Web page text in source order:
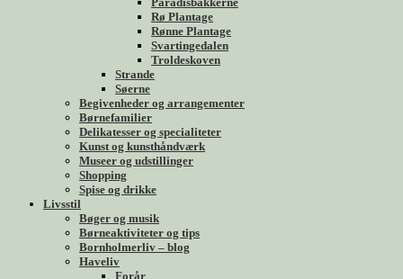
Rø Plantage
Rønne Plantage
Svartingedalen
Troldeskoven
Strande
Søerne
Begivenheder og arrangementer
Børnefamilier
Delikatesser og specialiteter
Kunst og kunsthåndværk
Museer og udstillinger
Shopping
Spise og drikke
Livsstil
Bøger og musik
Børneaktiviteter og tips
Bornholmerliv – blog
Haveliv
Forår